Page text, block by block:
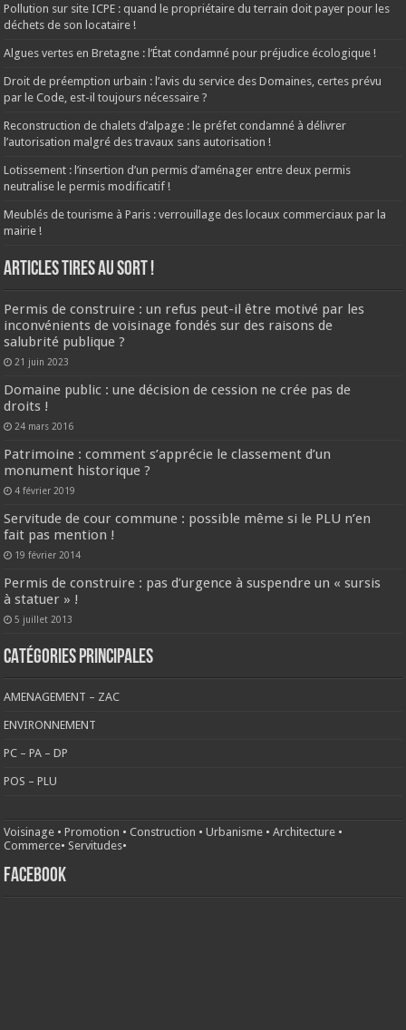
Pollution sur site ICPE : quand le propriétaire du terrain doit payer pour les
déchets de son locataire !
Algues vertes en Bretagne : l’État condamné pour préjudice écologique !
Droit de préemption urbain : l’avis du service des Domaines, certes prévu
par le Code, est-il toujours nécessaire ?
Reconstruction de chalets d’alpage : le préfet condamné à délivrer
l’autorisation malgré des travaux sans autorisation !
Lotissement : l’insertion d’un permis d’aménager entre deux permis
neutralise le permis modificatif !
Meublés de tourisme à Paris : verrouillage des locaux commerciaux par la
mairie !
ARTICLES TIRES AU SORT !
Permis de construire : un refus peut-il être motivé par les
inconvénients de voisinage fondés sur des raisons de
salubrité publique ?
21 juin 2023
Domaine public : une décision de cession ne crée pas de
droits !
24 mars 2016
Patrimoine : comment s’apprécie le classement d’un
monument historique ?
4 février 2019
Servitude de cour commune : possible même si le PLU n’en
fait pas mention !
19 février 2014
Permis de construire : pas d’urgence à suspendre un « sursis
à statuer » !
5 juillet 2013
CATÉGORIES PRINCIPALES
AMENAGEMENT – ZAC
ENVIRONNEMENT
PC – PA – DP
POS – PLU
Voisinage •Promotion •Construction •Urbanisme •Architecture •
Commerce• Servitudes•
FACEBOOK